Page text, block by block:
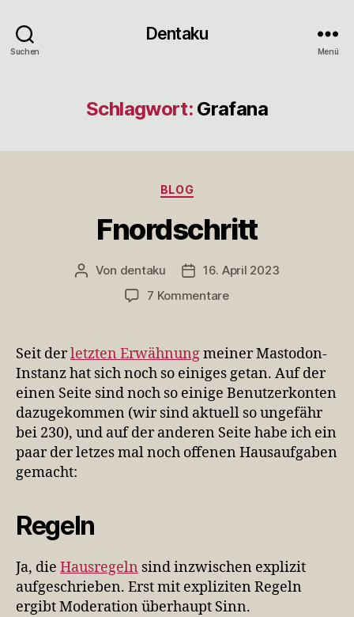
Suchen
Dentaku
Menü
Schlagwort: Grafana
Kategorien
BLOG
Fnordschritt
Beitragsautor
Von dentaku Veröffentlichungsdatum
16. April 2023
7 Kommentarezu
Seit derletzten Erwähnungmeiner Mastodon-
Instanz hat sich noch so einiges getan. Auf der
einen Seite sind noch so einige Benutzerkonten
dazugekommen (wir sind aktuell so ungefähr
bei 230), und auf der anderen Seite habe ich ein
paar der letzes mal noch offenen Hausaufgaben
gemacht:
Regeln
Ja, die Hausregeln sind inzwischen explizit
aufgeschrieben. Erst mit expliziten Regeln
ergibt Moderation überhaupt Sinn.